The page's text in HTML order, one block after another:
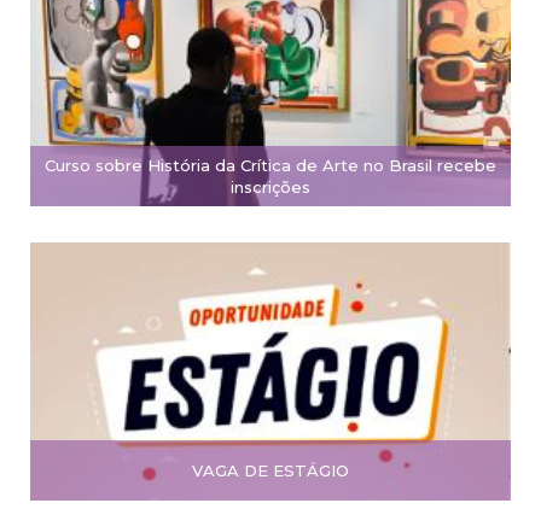
Curso sobre História da Crítica de Arte no Brasil recebe
inscrições
VAGA DE ESTÁGIO